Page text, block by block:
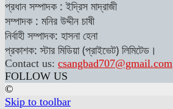
প্রধান সম্পাদক : ইদ্রিস মাদ্রাজী
সম্পাদক : মনির উদ্দীন চাষী
নির্বাহী সম্পাদক: হাসনা হেনা
প্রকাশক: স্টার মিডিয়া (প্রাইভেট) লিমিটেড।
Contact us: csangbad707@gmail.com
FOLLOW US
©
Skip to toolbar